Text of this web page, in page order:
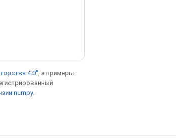
4.0" , а примеры
numpy.